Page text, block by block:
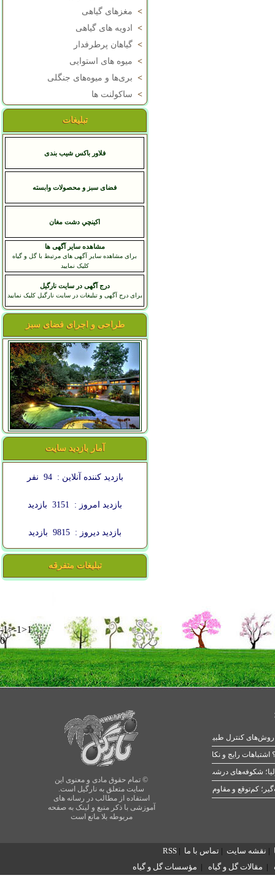
> مغزهای گیاهی
>
ادویه های گیاهی
> گیاهان پرطرفدار
> میوه های استوایی
> بری‌ها و میوه‌های جنگلی
> ساکولنت ها
تبلیغات
فلاور باکس شیب بندی
فضای سبز و محصولات وابسته
اکينچي دشت مغان
مشاهده سایر آگهی ها
برای مشاهده سایر آگهی های مرتبط با گل و گیاه
کلیک نمایید
درج آگهی در سایت نارگیل
برای درج آگهی و تبلیغات در سایت نارگیل کلیک نمایید
طراحی و اجرای فضای سبز
آمار بازدید سایت
بازدید کننده آنلاین : 94 نفر
بازدید امروز : 3151 بازدید
بازدید دیروز : 9815 بازدید
تبلیغات متفرقه
-1>-1>1
0
© تمام حقوق مادی و معنوی این
سایت متعلق به نارگیل است.
استفاده از مطالب در رسانه های
آموزشی با ذکر منبع و لینک به صفحه
مربوطه بلا مانع است
رایج و نکات طلایی
شکوفه‌های درشت در بهار
| نقشه سایت | تماس با ما |
RSS
| مقالات گل و گیاه | مؤسسات گل و گیاه